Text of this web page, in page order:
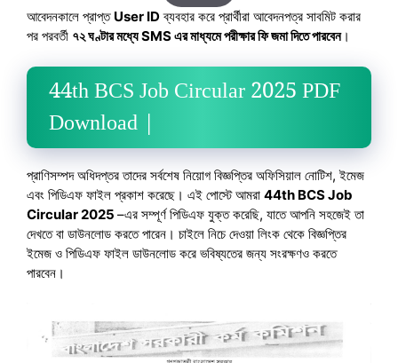
আবেদনকালে প্রাপ্ত User IDব্যবহার করে প্রার্থীরা আবেদনপত্র সাবমিট করার
পর পরবর্তী ৭২ ঘণ্টার মধ্যে SMS এর মাধ্যমে পরীক্ষার ফি জমা দিতে পারবেন।
44th BCS Job Circular 2025 PDF
Download |
প্রাণিসম্পদ অধিদপ্তর তাদের সর্বশেষ নিয়োগ বিজ্ঞপ্তির অফিসিয়াল নোটিশ, ইমেজ
এবং পিডিএফ ফাইল প্রকাশ করেছে। এই পোস্টে আমরা 44th BCS Job
Circular 2025 –এর সম্পূর্ণ পিডিএফ যুক্ত করেছি, যাতে আপনি সহজেই তা
দেখতে বা ডাউনলোড করতে পারেন। চাইলে নিচে দেওয়া লিংক থেকে বিজ্ঞপ্তির
ইমেজ ও পিডিএফ ফাইল ডাউনলোড করে ভবিষ্যতের জন্য সংরক্ষণও করতে
পারবেন।